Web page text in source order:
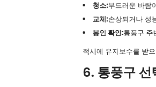
청소:부드러운 바람
교체:손상되거나 성
봉인 확인:통풍구 주
적시에 유지보수를 받
6. 통풍구 선